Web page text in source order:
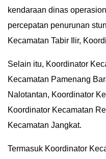
BERITA
kendaraan dinas
percepatan penurunan
Kecamatan Tabir Ilir,
Selain itu, Koordinator
Kecamatan Pamenang
Nalotantan, Koordinator
Koordinator Kecamatan
Kecamatan Jangkat.
Termasuk Koordinator